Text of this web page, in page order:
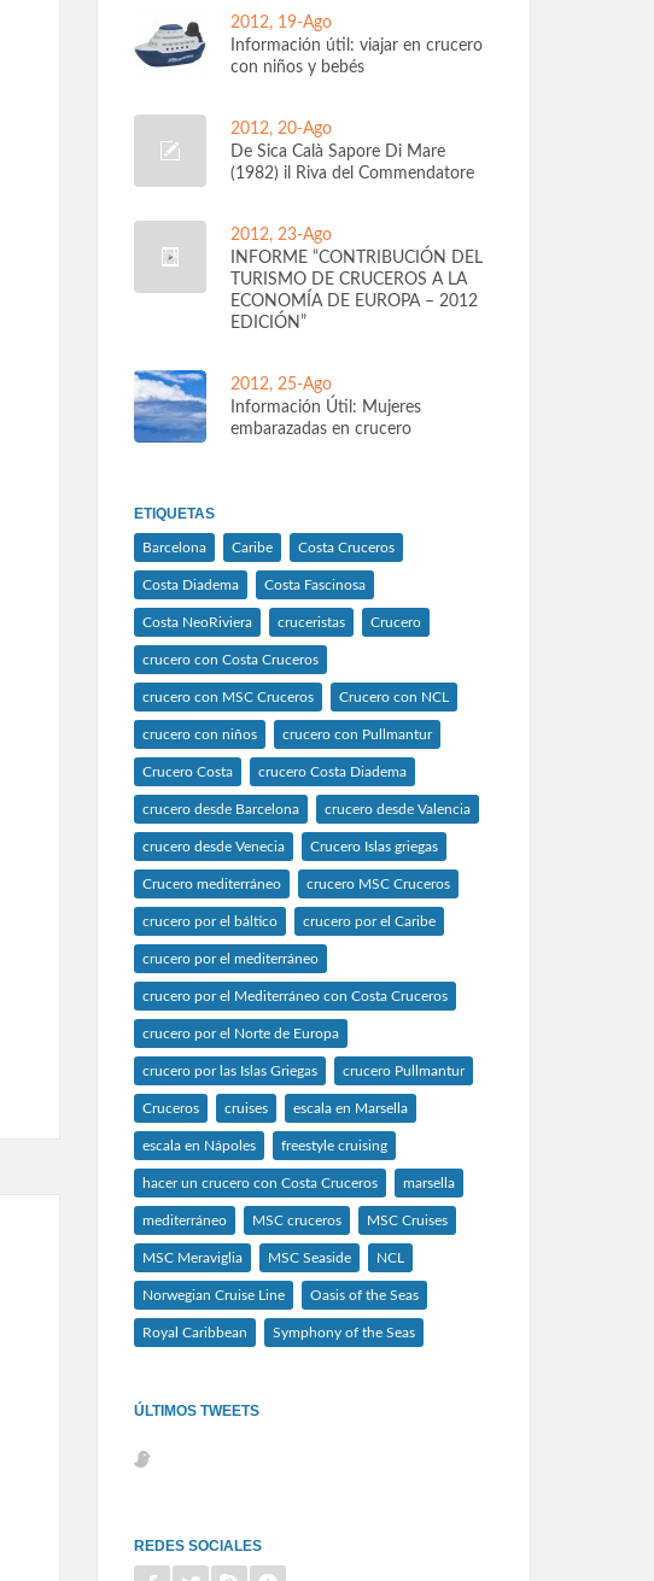
2012, 19-Ago
Información útil: viajar en crucero
con niños y bebés
2012, 20-Ago
De Sica Calà Sapore Di Mare
(1982) il Riva del Commendatore
2012, 23-Ago
INFORME “CONTRIBUCIÓN DEL
TURISMO DE CRUCEROS A LA
ECONOMÍA DE EUROPA – 2012
EDICIÓN”
2012, 25-Ago
Información Útil: Mujeres
embarazadas en crucero
ETIQUETAS
Barcelona Caribe Costa Cruceros
Costa Diadema Costa Fascinosa
Costa NeoRiviera cruceristas Crucero
crucero con Costa Cruceros
crucero con MSC Cruceros Crucero con NCL
crucero con niños crucero con Pullmantur
Crucero Costa crucero Costa Diadema
crucero desde Barcelona crucero desde Valencia
crucero desde Venecia Crucero Islas griegas
Crucero mediterráneo crucero MSC Cruceros
crucero por el báltico crucero por el Caribe
crucero por el mediterráneo
crucero por el Mediterráneo con Costa Cruceros
crucero por el Norte de Europa
crucero por las Islas Griegas crucero Pullmantur
Cruceros cruises escala en Marsella
escala en Nápoles freestyle cruising
hacer un crucero con Costa Cruceros marsella
mediterráneo MSC cruceros MSC Cruises
MSC Meraviglia MSC Seaside NCL
Norwegian Cruise Line Oasis of the Seas
Royal Caribbean Symphony of the Seas
ÚLTIMOS TWEETS
REDES SOCIALES